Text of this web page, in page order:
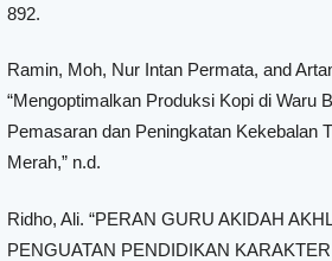
892.
Ramin, Moh, Nur Intan Permata, and
“Mengoptimalkan Produksi Kopi di Waru
Pemasaran dan Peningkatan Kekebalan
Merah,” n.d.
Ridho, Ali. “PERAN GURU AKIDAH
PENGUATAN PENDIDIKAN